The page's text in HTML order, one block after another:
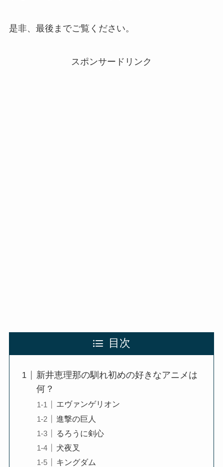
是非、最後までご覧ください。
スポンサードリンク
目次
新井恵理那の馴れ初めの好きなアニメは
何？
エヴァンゲリオン
進撃の巨人
るろうに剣心
犬夜叉
キングダム